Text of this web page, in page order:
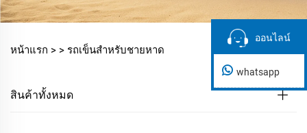
หน้าแรก > > รถเข็นสำหรับชายหาด
สินค้าทั้งหมด
ออนไลน์
ออนไลน์
whatsapp